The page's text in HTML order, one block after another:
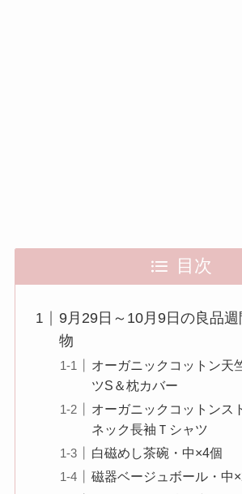
目次
9月29日～10月9日の良品
物
オーガニックコットン天
ツS＆枕カバー
オーガニックコットンス
ネック長袖Ｔシャツ
白磁めし茶碗・中×4個
磁器ベージュボール・中